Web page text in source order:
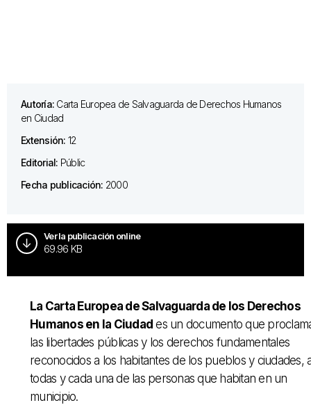
Autoría: Carta Europea de Salvaguarda de Derechos Humanos
en Ciudad
Extensión: 12
Editorial: Públic
Fecha publicación: 2000
Ver la publicación online
69.96 KB
La Carta Europea de Salvaguarda de los Derechos
Humanos en la Ciudad es un documento que
las libertades públicas y los derechos fundamentales
reconocidos a los habitantes de los pueblos y ciudades,
todas y cada una de las personas que habitan en un
municipio.